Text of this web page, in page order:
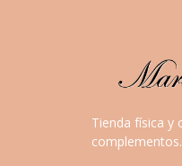
Tienda física y
complementos.